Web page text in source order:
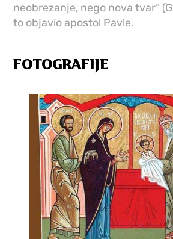
neobrezanje, nego nova tvar“
to objavio apostol Pavle.
FOTOGRAFIJE